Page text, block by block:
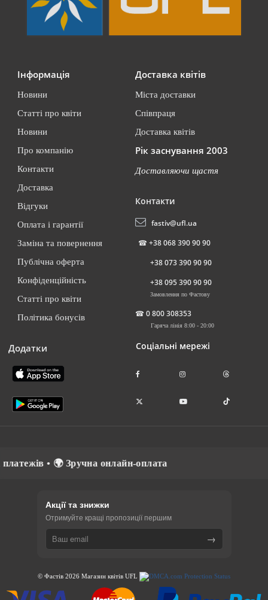
Інформація
Новини
Статті про квіти
Новини
Про компанію
Контакти
Доставка
Відгуки
Оплата і гарантії
Заміна та повернення
Публічна оферта
Конфіденційність
Статті про квіти
Політика бонусів
Додатки
Доставка квітів
Міста доставки
Співпраця
Доставка квітів
Рік заснування 2003
Доставляючи щастя
Контакти
fastiv@ufl.ua
☎ +38 068 390 90 90
+38 073 390 90 90
+38 095 390 90 90
Замовлення по Фастову
☎ 0 800 308353
Гаряча лінія 8:00 - 20:00
Соціальні мережі
• 🌍 Зручна онлайн-оплата
Акції та знижки
Отримуйте кращі пропозиції першим
→
© Фастів 2026 Магазин квітів UFL